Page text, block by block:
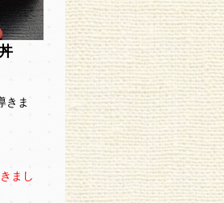
きま
まし